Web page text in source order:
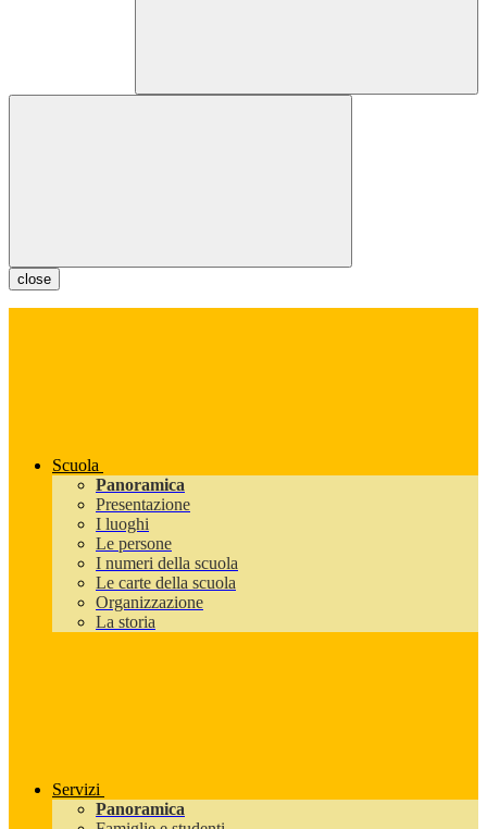
close
Scuola
Panoramica
Presentazione
I luoghi
Le persone
I numeri della scuola
Le carte della scuola
Organizzazione
La storia
Servizi
Panoramica